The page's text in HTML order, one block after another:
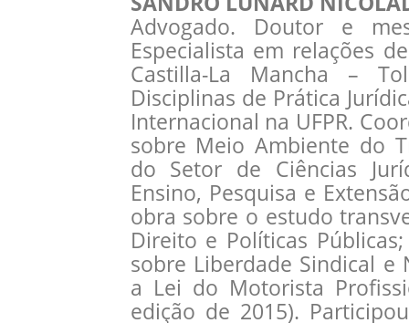
Advogado. Doutor e
Especialista em relações
Castilla-La Mancha –
Disciplinas de Prática
Internacional na UFPR.
sobre Meio Ambiente do
do Setor de Ciências
Ensino, Pesquisa e
obra sobre o estudo
Direito e Políticas
sobre Liberdade Sindical
a Lei do Motorista
edição de 2015).